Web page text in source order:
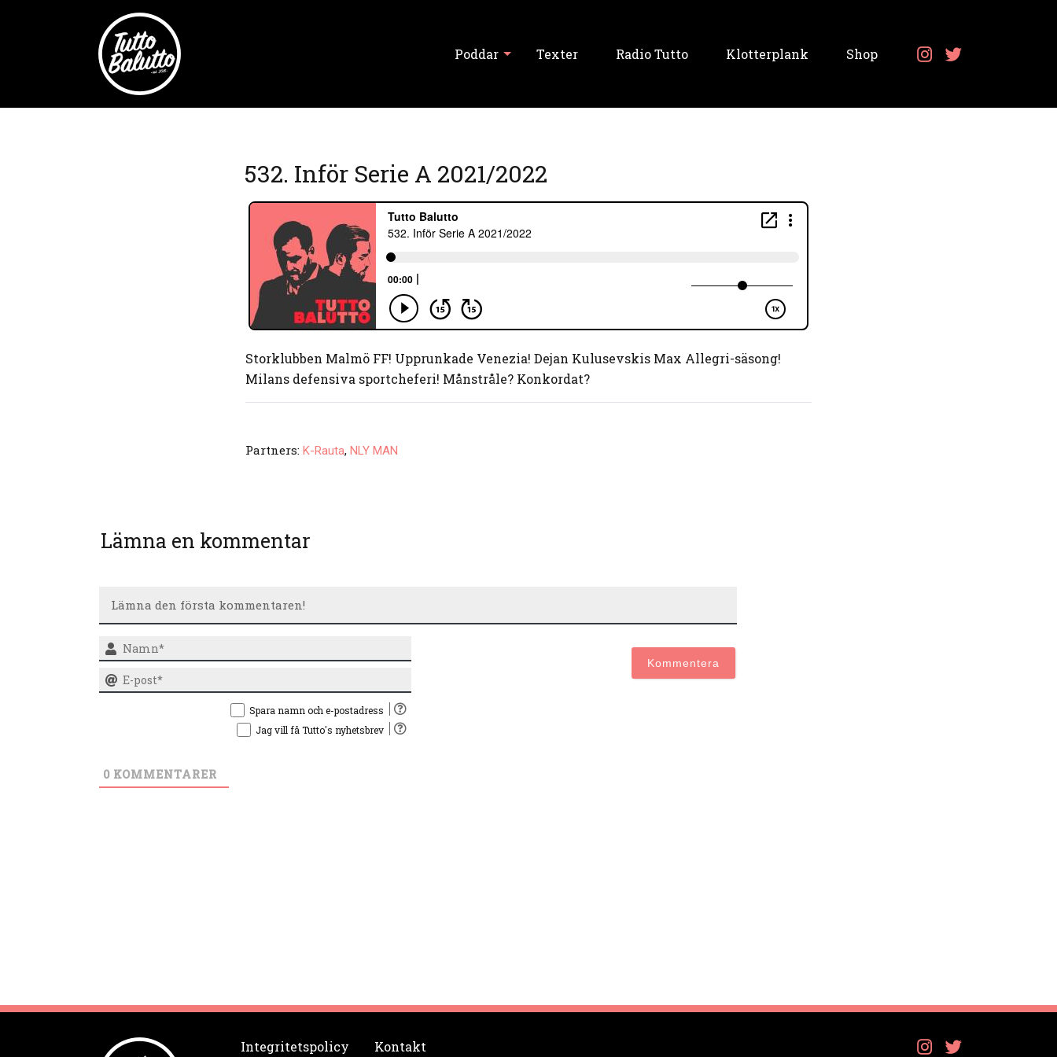
Poddar
Tutto Balutto
Never Forget
Texter Radio Tutto Klotterplank Shop
532. Inför Serie A 2021/2022
Storklubben Malmö FF! Upprunkade Venezia! Dejan Kulusevskis Max Allegri-säsong!
Milans defensiva sportcheferi! Månstråle? Konkordat?
Partners: K-Rauta, NLY MAN
Lämna en kommentar
post*
Spara namn och e-postadress
Jag vill få Tutto's nyhetsbrev
0KOMMENTARER
Integritetspolicy Kontakt